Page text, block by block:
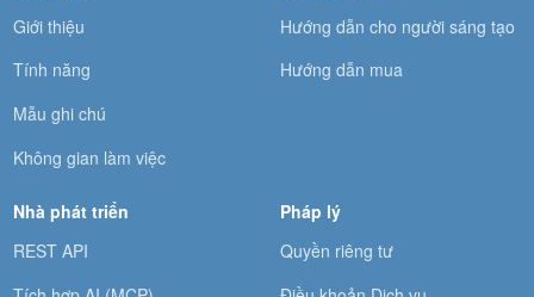
Giới thiệu
Tính năng
Mẫu ghi chú
Không gian làm việc
Hướng dẫn cho người sáng tạo
Hướng dẫn mua
Nhà phát triển
REST API
Pháp lý
Quyền riêng tư